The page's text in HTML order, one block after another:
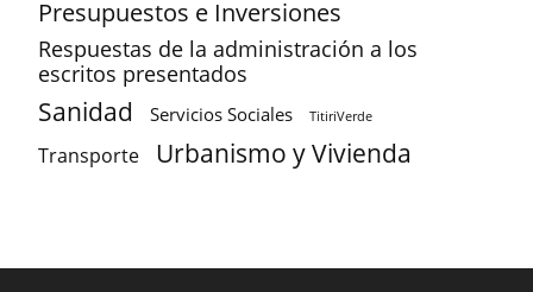
Presupuestos e Inversiones
Respuestas de la administración a los
escritos presentados
Sanidad Servicios Sociales TitiriVerde
Transporte Urbanismo y Vivienda